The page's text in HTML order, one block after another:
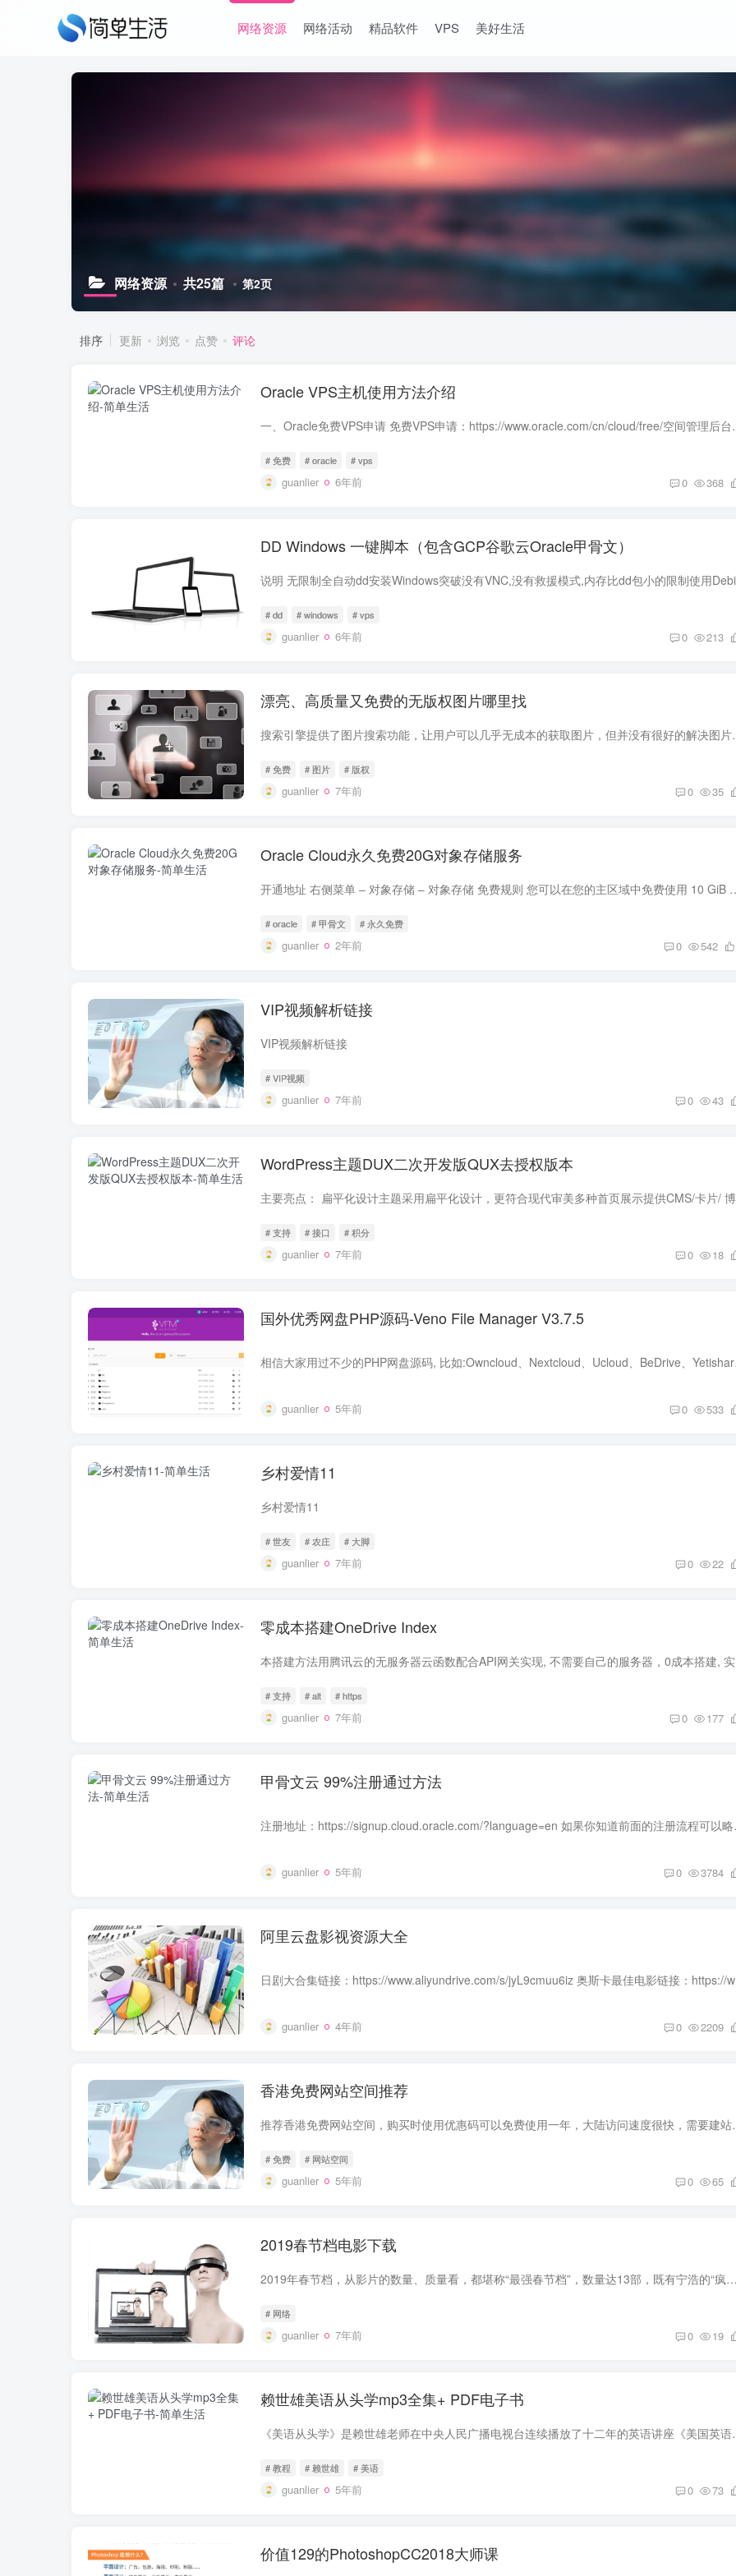
网络资源 网络活动 精品软件 VPS 美好生活
网络资源 共25篇 第2页
排序 更新 浏览 点赞 评论
Oracle VPS主机使用方法介绍
一、Oracle免费VPS申请 免费VPS申请
# 免费 # oracle # vps
guanlier 6年前 0 368
DD Windows 一键脚本（包含GCP谷歌云Oracle甲骨文）
# dd # windows # vps
guanlier 6年前 0 213
漂亮、高质量又免费的无版权图片哪里找
搜索引擎提供了图片搜索功能，让用户可
# 免费 # 图片 # 版权
guanlier 7年前 0 35
Oracle Cloud永久免费20G对象存储服务
开通地址 右侧菜单 – 对象存储 – 对象存储 免费规则 您
# oracle # 甲骨文 # 永久免费
guanlier 2年前 0 542
VIP视频解析链接
VIP视频解析链接
# VIP视频
guanlier 7年前 0 43
WordPress主题DUX二次开发版QUX去授权版本
# 支持 # 接口 # 积分
guanlier 7年前 0 18
国外优秀网盘PHP源码-Veno File Manager V3.7.5
相信大家用过不
guanlier 5年前 0 533
乡村爱情11
乡村爱情11
# 世友 # 农庄 # 大脚
guanlier 7年前 0 22
零成本搭建OneDrive Index
# 支持 # alt # https
guanlier 7年前 0 177
甲骨文云 99%注册通过方法
注册地址：https://
guanlier 5年前 0 3784
阿里云盘影视资源大全
guanlier 4年前 0 2209
香港免费网站空间推荐
推荐香港免费网站空间，购买时使用优惠
# 免费 # 网站空间
guanlier 5年前 0 65
2019春节档电影下载
2019年春节档，从影片的数量、质量看，都堪称“最强春节档”，数量达13部，既有宁浩的“疯狂三部曲”终篇《疯狂的外星人》、韩寒导演的《飞驰人生》，又有周星驰的《新喜剧之王》和郭帆导演的《...
# 网络
guanlier 7年前 0 19
赖世雄美语从头学mp3全集+ PDF电子书
《美语从头学》是赖世雄老师在中央人民
# 教程 # 赖世雄 # 美语
guanlier 5年前 0 73
价值129的PhotoshopCC2018大师课